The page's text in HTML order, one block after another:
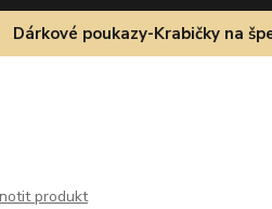
Dárkové poukazy-Krabičky na
produkt